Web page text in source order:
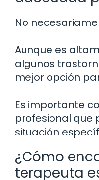
No
Aunque es
algunos
mejor opción
Es importante
profesional que
situación
¿Cómo
terapeuta